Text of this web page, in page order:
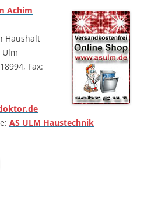
Achim
Haushalt
Ulm
Fax:
AS ULM Haustechnik